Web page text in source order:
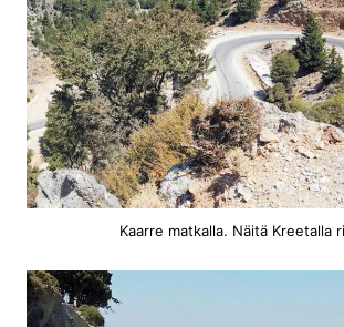
Kaarre matkalla. Näitä Kreetalla